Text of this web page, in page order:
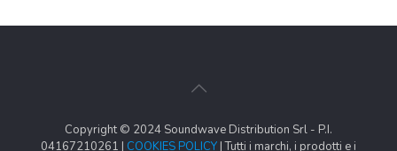
Copyright © 2024 Soundwave Distribution Srl - P.I.
04167210261 | COOKIES POLICY | Tutti i marchi, i prodotti e i